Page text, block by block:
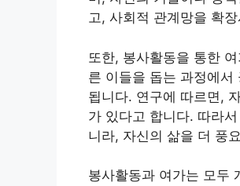
고, 사회적 관계망을 확
또한, 봉사활동을 통한
른 이들을 돕는 과정에서
됩니다. 연구에 따르면,
가 있다고 합니다. 따라
니라, 자신의 삶을 더 풍
봉사활동과 여가는 모두